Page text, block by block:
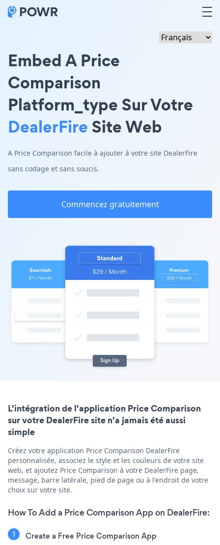
Embed A Price
Comparison
Platform_type Sur Votre
DealerFireSite Web
A Price Comparison facile à ajouter à votre site DealerFire
sans codage et sans soucis.
Commencez gratuitement
L'intégration de l'application Price Comparison
sur votre DealerFire site n'a jamais été aussi
simple
Créez votre application Price Comparison DealerFire
personnalisée, associez le style et les couleurs de votre site
web, et ajoutez Price Comparison à votre DealerFire page,
message, barre latérale, pied de page ou à l'endroit de votre
choix sur votre site.
How To Add a Price Comparison App on DealerFire:
Create a Free Price Comparison App